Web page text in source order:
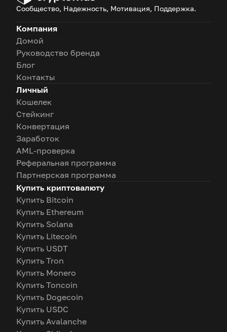
Сообщество, Надежность, Мотивация, Поддержка.
Компания
Домой
Руководство бренда
Блог
Контакты
Личный
Кошелек
Стейкинг
Конвертация
Заработок
AML-проверка
Реферальная программа
Партнерская программа
Купить криптовалюту
Купить Bitcoin
Купить Ethereum
Купить Solana
Купить Litecoin
Купить USDT
Купить Tron
Купить Monero
Купить Toncoin
Купить Dogecoin
Купить USDC
Купить Avalanche